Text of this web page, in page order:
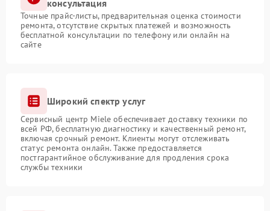
консультация
Точные прайс-листы, предварительная оценка стоимости
ремонта, отсутствие скрытых платежей и возможность
бесплатной консультации по телефону или онлайн на
сайте
Широкий спектр услуг
Сервисный центр Miele обеспечивает доставку техники по
всей РФ, бесплатную диагностику и качественный ремонт,
включая срочный ремонт. Клиенты могут отслеживать
статус ремонта онлайн. Также предоставляется
постгарантийное обслуживание для продления срока
службы техники